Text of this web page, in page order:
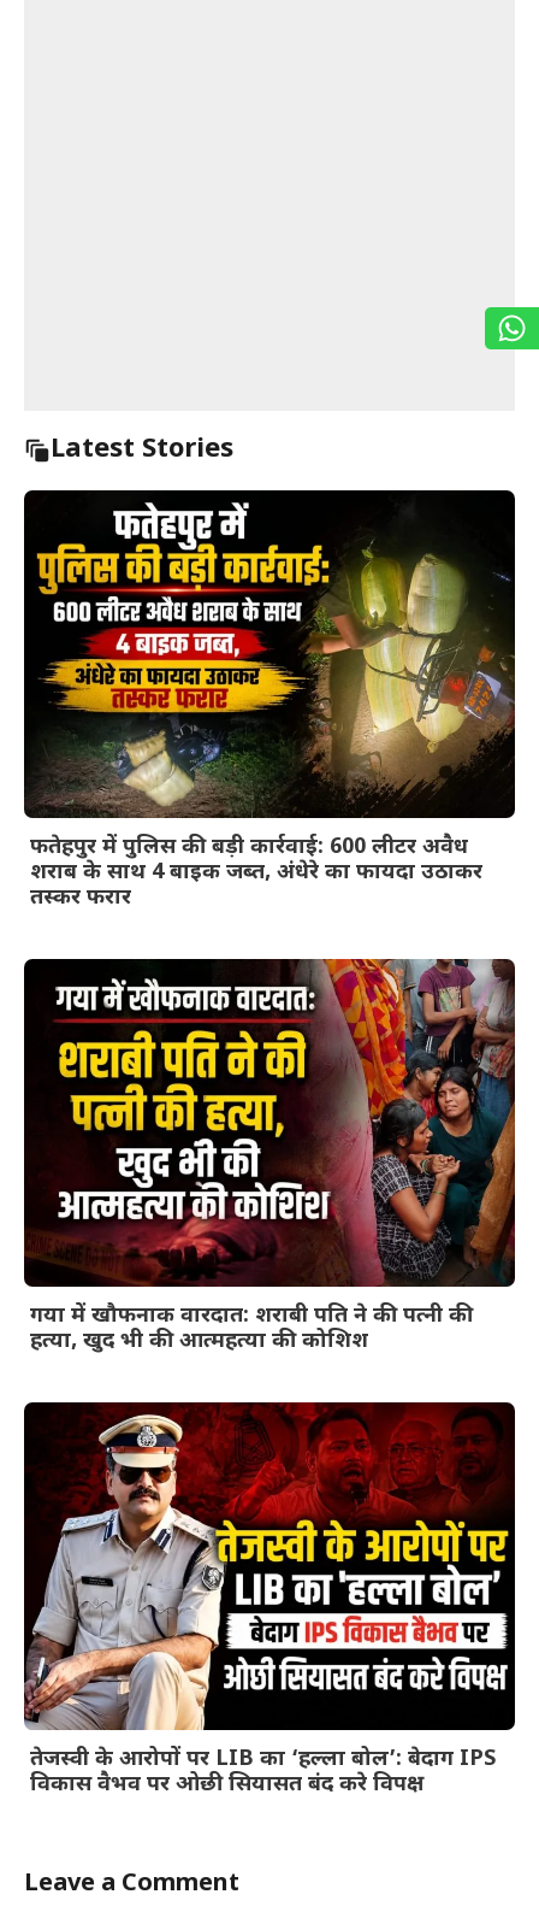
Latest Stories
फतेहपुर में पुलिस की बड़ी कार्रवाई: 600 लीटर अवैध
शराब के साथ 4 बाइक जब्त, अंधेरे का फायदा उठाकर
तस्कर फरार
गया में खौफनाक वारदात: शराबी पति ने की पत्नी की
हत्या, खुद भी की आत्महत्या की कोशिश
तेजस्वी के आरोपों पर LIB का ‘हल्ला बोल’: बेदाग IPS
विकास वैभव पर ओछी सियासत बंद करे विपक्ष
Leave a Comment